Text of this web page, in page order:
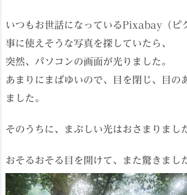
いつもお世話になっているPixabay（ピ
事に使えそうな写真を探していたら、
突然、パソコンの画面が光りました。
あまりにまばゆいので、目を閉じ、目の
ました。
そのうちに、まぶしい光はおさまりまし
おそるおそる目を開けて、また驚きまし